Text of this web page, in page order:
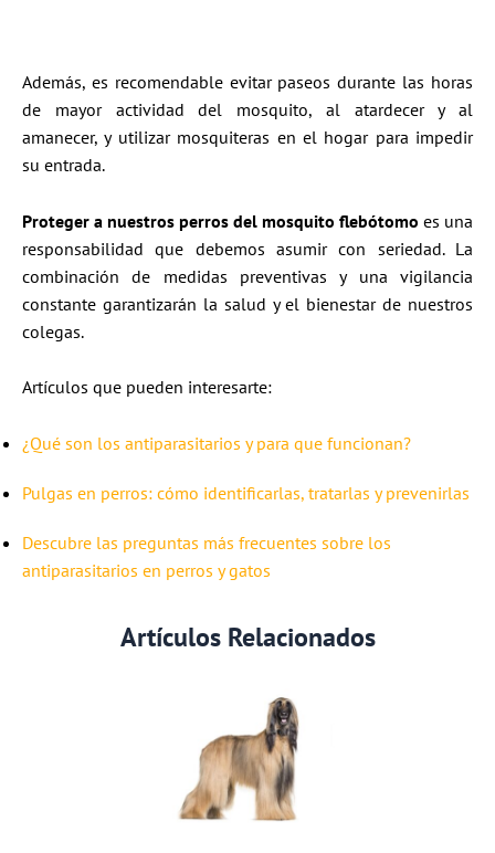
Además, es recomendable evitar paseos durante las horas
de mayor actividad del mosquito, al atardecer y al
amanecer, y utilizar mosquiteras en el hogar para impedir
su entrada.​
Proteger a nuestros perros del mosquito flebótomo es una
responsabilidad que debemos asumir con seriedad. La
combinación de medidas preventivas y una vigilancia
constante garantizarán la salud y el bienestar de nuestros
colegas.
Artículos que pueden interesarte:
¿Qué son los antiparasitarios y para que funcionan?
Pulgas en perros: cómo identificarlas, tratarlas y prevenirlas
Descubre las preguntas más frecuentes sobre los
antiparasitarios en perros y gatos
Artículos Relacionados